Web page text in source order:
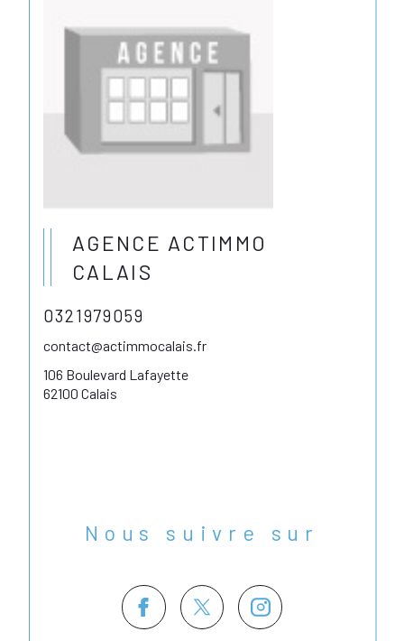
AGENCE ACTIMMO
CALAIS
0321979059
contact@actimmocalais.fr
106 Boulevard Lafayette
62100 Calais
Nous suivre sur